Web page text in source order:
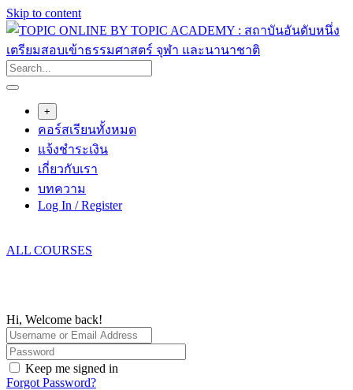
Skip to content
+
คอร์สเรียนทั้งหมด
แจ้งชำระเงิน
เกี่ยวกับเรา
บทความ
Log In / Register
ALL COURSES
Hi, Welcome back!
Keep me signed in
Forgot Password?